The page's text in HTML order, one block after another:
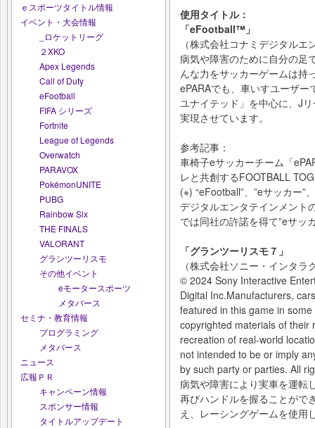
ｅスポーツタイトル情報
イベント・大会情報
_ロケットリーグ
２XKO
Apex Legends
Call of Duty
eFootball
FIFA シリーズ
Fortnite
League of Legends
Overwatch
PARAVOX
PokémonUNITE
PUBG
Rainbow Six
THE FINALS
VALORANT
グランツーリスモ
その他イベント
eモータースポーツ
メタバース
セミナ・教育情報
プログラミング
メタバース
ニュース
広報ＰＲ
キャンペーン情報
スポンサー情報
タイトルアップデート
使用タイトル：
「eFootball™️」
（株式会社コナミデジタルエ
病気や障害のために自分の足
んな力をサッカーゲームは持
ePARAでも、車いすユーザ
ユナイテッド」を中心に、J
実現させています。
参考記事：
車椅子eサッカーチーム「
レと共創するFOOTBALL
(※) “eFootball”、”eサッカー”
デジタルエンタテインメント
では同社の許諾を得て”eサッ
「グランツーリスモ７」
（株式会社ソニー・インタ
© 2024 Sony Interactive
Digital Inc.Manufacturers,
featured in this game in
copyrighted materials of their
recreation of real-world
not intended to be or imply
by such party or parties. All
病気や障害により実車を運転
再びハンドルを握ることがで
え、レーシングゲームを使用